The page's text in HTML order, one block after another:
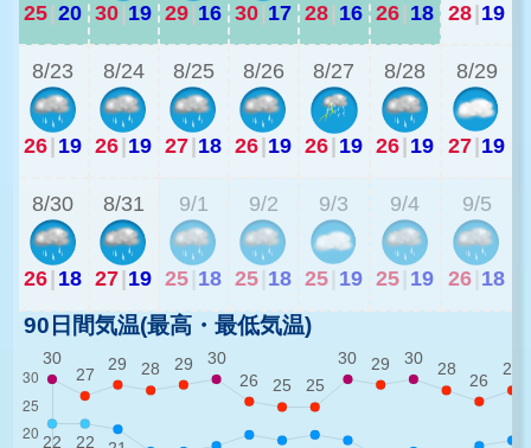
25 20 30 19 29 16 30 17 28 16 26 18 28 19
8/23
26 19
8/24
26 19
8/25
27 18
8/26
26 19
8/27
26 19
8/28
26 19
8/29
27 19
8/30
26 18
8/31
27 19
9/1
25 18
9/2
25 18
9/3
25 19
9/4
25 19
9/5
26 18
90日間気温(最高・最低気温)